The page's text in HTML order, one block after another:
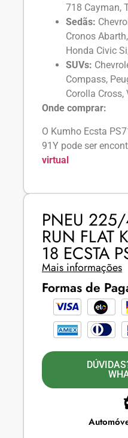
718 Cayman,
Sedãs:
Cronos
Honda Civic
SUVs:
Compass,
Corolla
Onde comprar:
O Kumho Ecsta
91Y pode ser
virtual
PNEU
RUN FLAT
18 ECSTA
Mais informações
Formas de